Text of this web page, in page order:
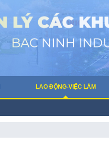
LAO ĐỘNG-VIỆC LÀM